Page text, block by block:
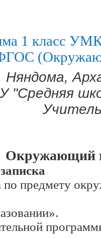
1 класс
ФГОС
Няндома,
"Средняя
Окружающий
по предмету